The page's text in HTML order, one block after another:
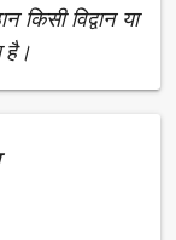
विद्वान या
है।